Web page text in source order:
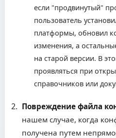
если "продвинутый"
пользователь
платформы, обновил
изменения, а
на старой версии. В
проявляться при
справочников или
Повреждение файла
нашем случае, когда
получена путем